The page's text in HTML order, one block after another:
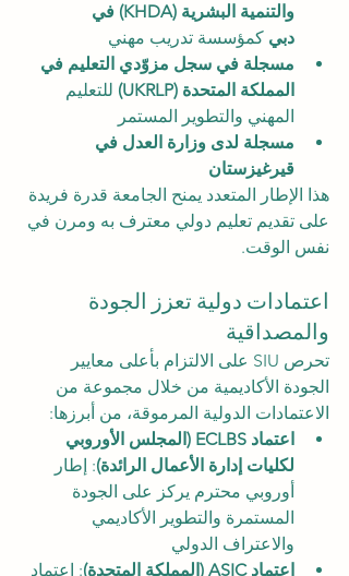
والتنمية البشرية (KHDA) في
دبي كمؤسسة تدريب مهني
مسجلة في سجل مزوّدي التعليم في
المملكة المتحدة (UKRLP)
للتعليم
المهني والتطوير المستمر
مسجلة لدى وزارة العدل في
قيرغيزستان
هذا الإطار المتعدد يمنح الجامعة قدرة فريدة
على تقديم تعليم دولي معترف به ومرن في
نفس الوقت.
اعتمادات دولية تعزز الجودة
والمصداقية
تحرص SIU على الالتزام بأعلى معايير
الجودة الأكاديمية من خلال مجموعة من
الاعتمادات الدولية المرموقة، من أبرزها:
اعتماد ECLBS (المجلس الأوروبي
لكليات إدارة الأعمال الرائدة): إطار
أوروبي محترم يركز على الجودة
المستمرة والتطوير الأكاديمي
والاعتراف الدولي
اعتماد ASIC (المملكة المتحدة)
: اعتماد